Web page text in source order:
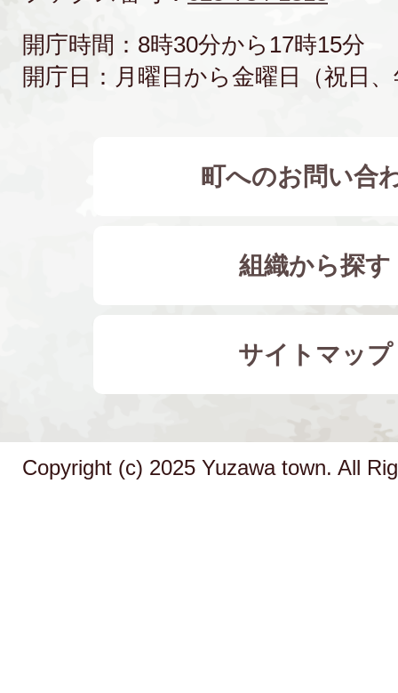
開庁時間：8時30分から17時15分
開庁日：月曜日から金曜日（祝日
町へのお問い合
組織から探す
サイトマップ
Copyright (c) 2025 Yuzawa town. All